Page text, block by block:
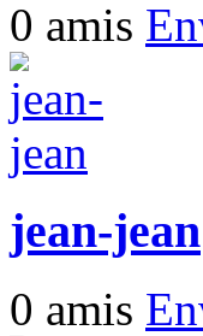
0 amis
jean-jean
0 amis